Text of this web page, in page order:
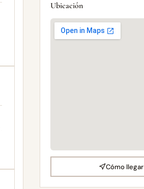
Ubicación
Cómo llegar